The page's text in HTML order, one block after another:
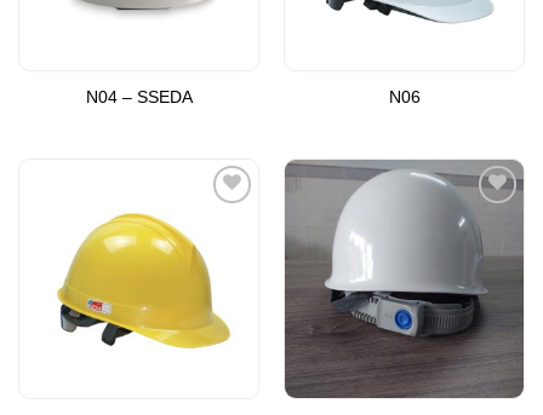
N04 – SSEDA N06
Add to
Wishlist